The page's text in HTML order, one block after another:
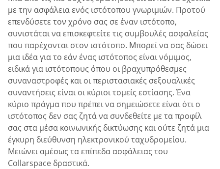
με την ασφάλεια ενός ιστότοπου γνωριμιών. Προτού
επενδύσετε τον χρόνο σας σε έναν ιστότοπο,
συνιστάται να επισκεφτείτε τις συμβουλές ασφαλείας
που παρέχονται στον ιστότοπο. Μπορεί να σας δώσει
μια ιδέα για το εάν ένας ιστότοπος είναι νόμιμος,
ειδικά για ιστότοπους όπου οι βραχυπρόθεσμες
συναναστροφές και οι περιστασιακές σεξουαλικές
συναντήσεις είναι οι κύριοι τομείς εστίασης. Ένα
κύριο πράγμα που πρέπει να σημειώσετε είναι ότι ο
ιστότοπος δεν σας ζητά να συνδεθείτε με τα προφίλ
σας στα μέσα κοινωνικής δικτύωσης και ούτε ζητά μια
έγκυρη διεύθυνση ηλεκτρονικού ταχυδρομείου.
Μειώνει αμέσως τα επίπεδα ασφάλειας του
Collarspace δραστικά.